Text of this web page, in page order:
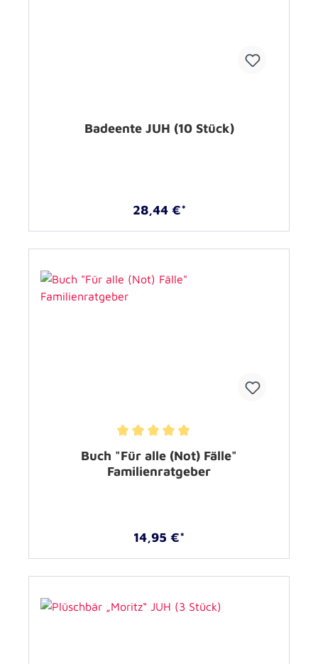
Badeente JUH (10 Stück)
28,44 €*
Durchschnittliche Bewertung von 5 von 5 Sternen
Buch "Für alle (Not) Fälle"
Familienratgeber
14,95 €*